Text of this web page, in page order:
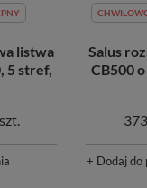
listwa
5 stref,
szt.
Salus
CB500
+ Dodaj do